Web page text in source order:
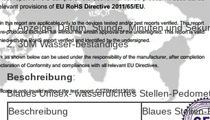
1. Anzeige: Datum, Stunde, Minuten und
2. 30M Wasser-beständiges
Beschreibung:
Blaues Unisex- wasserdichtes Stellen-
Beschreibung
Blaues